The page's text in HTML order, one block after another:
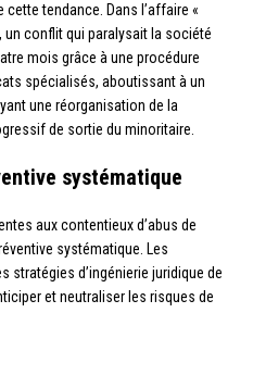
tendance. Dans l’affaire «
un conflit qui paralysait la société
mois grâce à une procédure
spécialisés, aboutissant à un
une réorganisation de la
de sortie du minoritaire.
systématique
aux contentieux d’abus de
systématique. Les
stratégies d’ingénierie juridique de
et neutraliser les risques de